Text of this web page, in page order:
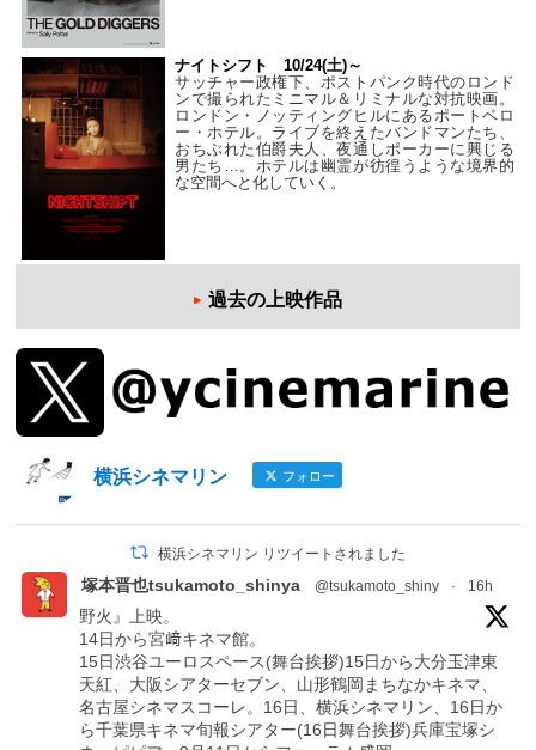
ナイトシフト 10/24(土)～
サッチャー政権下、ポストパンク時代のロンド
ンで撮られたミニマル＆リミナルな対抗映画。
ロンドン・ノッティングヒルにあるポートベロ
ー・ホテル。ライブを終えたバンドマンたち、
おちぶれた伯爵夫人、夜通しポーカーに興じる
男たち…。ホテルは幽霊が彷徨うような境界的
な空間へと化していく。
過去の上映作品
横浜シネマリン フォロー
横浜シネマリン リツイートされました
塚本晋也tsukamoto_shinya @tsukamoto_shiny · 16h
野火』上映。
14日から宮﨑キネマ館。
15日渋谷ユーロスペース(舞台挨拶)15日から大分玉津東
天紅、大阪シアターセブン、山形鶴岡まちなかキネマ、
名古屋シネマスコーレ。16日、横浜シネマリン、16日か
ら千葉県キネマ旬報シアター(16日舞台挨拶)兵庫宝塚シ